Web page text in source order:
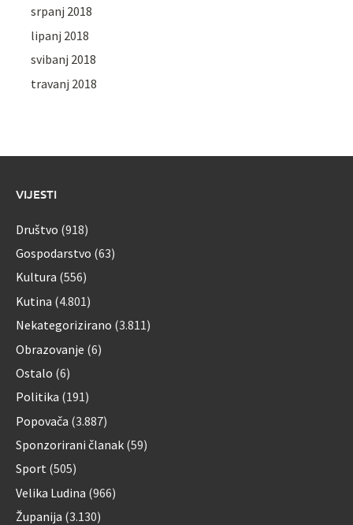
srpanj 2018
lipanj 2018
svibanj 2018
travanj 2018
VIJESTI
Društvo (918)
Gospodarstvo (63)
Kultura (556)
Kutina (4.801)
Nekategorizirano (3.811)
Obrazovanje (6)
Ostalo (6)
Politika (191)
Popovača (3.887)
Sponzorirani članak (59)
Sport (505)
Velika Ludina (966)
Županija (3.130)